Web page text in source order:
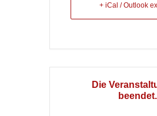
+ iCal / Outlook
Die
beendet.